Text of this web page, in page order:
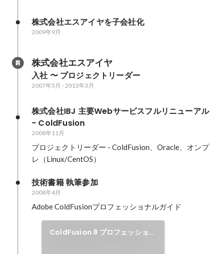
株式会社エスアイヤを子会社化
2009年9月
株式会社エスアイヤ
入社 〜 プロジェクトリーダー
2007年5月 - 2013年3月
株式会社IBJ 主要Webサービスフルリニューアル
- ColdFusion
2008年11月
プロジェクトリーダー - ColdFusion、Oracle、オンプ
レ（Linux/CentOS）
技術書籍 執筆参加
2008年4月
Adobe ColdFusionプロフェッショナルガイド
ColdFusion 8 プロフェッショナ